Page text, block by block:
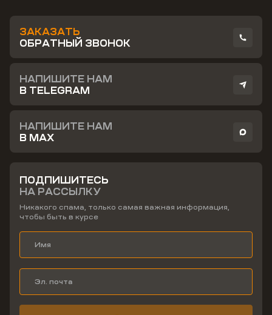
ЗАКАЗАТЬ
ОБРАТНЫЙ ЗВОНОК
НАПИШИТЕ НАМ
В TELEGRAM
НАПИШИТЕ НАМ
В MAX
ПОДПИШИТЕСЬ
НА РАССЫЛКУ
Никакого спама, только самая важная информация,
чтобы быть в курсе